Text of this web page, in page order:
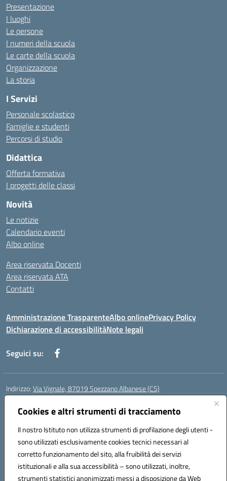
Cookies e altri strumenti di tracciamento
Il nostro Istituto non utilizza strumenti di profilazione degli utenti -
sono utilizzati esclusivamente cookies tecnici necessari al
corretto funzionamento del sito, alla fruibilità dei servizi
istituzionali e alla sua accessibilità – sono utilizzati, inoltre,
strumenti statistici anonimizzati messi a disposizione da Web
Presentazione
I luoghi
Le persone
I numeri della scuola
Le carte della scuola
Organizzazione
La storia
I Servizi
Personale scolastico
Famiglie e studenti
Percorsi di studio
Didattica
Offerta formativa
I progetti delle classi
Novità
Le notizie
Calendario eventi
Albo online
Area riservata Docenti
Area riservata ATA
Contatti
Amministrazione TrasparenteAlbo onlinePrivacy Policy
Dichiarazione di accessibilitàNote legali
Seguici su:
Indirizzo:Via Vignale, 87019 Spezzano Albanese (CS)
Centralino:
Posta elettronica certificata (PEC):csic878003@pec.istruzione.it
Codice fiscale: 94018300783
Codice meccanografico:CSIC878003
Codice Indice delle Pubbliche Amministrazioni (IPA): istsc_csic878003
Codice unico di fatturazione (CUF): UFK2HU